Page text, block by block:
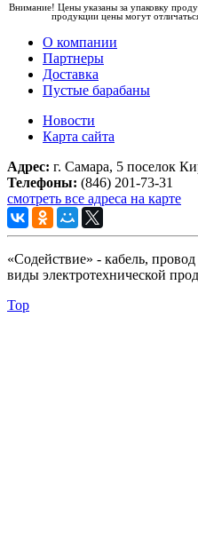
Внимание! Цены указаны за упаковку
продукции цены могут
О компании
Партнеры
Доставка
Пустые барабаны
Новости
Карта сайта
Адрес: г. Самара, 5 поселок
Телефоны: (846) 201-73-31
смотреть все адреса на карте
«Содействие» - кабель,
виды электротехнической
Top